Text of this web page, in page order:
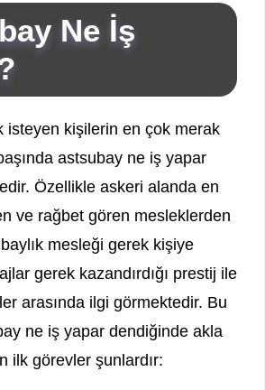
Ne İş
isteyen kişilerin en çok merak
astsubay ne iş yapar
Özellikle askeri alanda en
ve rağbet gören mesleklerden
mesleği gerek kişiye
gerek kazandırdığı prestij ile
arasında ilgi görmektedir. Bu
ne iş yapar dendiğinde akla
ilk görevler şunlardır: